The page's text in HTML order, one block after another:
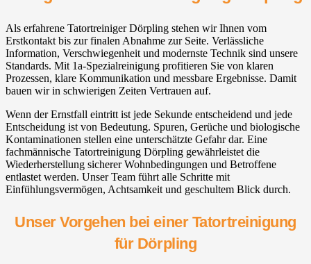
Als erfahrene Tatortreiniger Dörpling stehen wir Ihnen vom
Erstkontakt bis zur finalen Abnahme zur Seite. Verlässliche
Information, Verschwiegenheit und modernste Technik sind unsere
Standards. Mit 1a-Spezialreinigung profitieren Sie von klaren
Prozessen, klare Kommunikation und messbare Ergebnisse. Damit
bauen wir in schwierigen Zeiten Vertrauen auf.
Wenn der Ernstfall eintritt ist jede Sekunde entscheidend und jede
Entscheidung ist von Bedeutung. Spuren, Gerüche und biologische
Kontaminationen stellen eine unterschätzte Gefahr dar. Eine
fachmännische Tatortreinigung Dörpling gewährleistet die
Wiederherstellung sicherer Wohnbedingungen und Betroffene
entlastet werden. Unser Team führt alle Schritte mit
Einfühlungsvermögen, Achtsamkeit und geschultem Blick durch.
Unser Vorgehen bei einer Tatortreinigung
für Dörpling